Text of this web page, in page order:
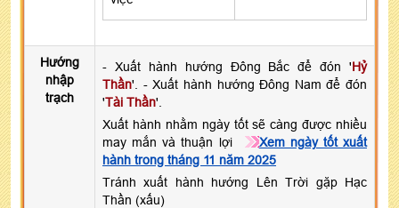
Hướng
nhập
trạch
- Xuất hành hướng Đông Bắc để đón 'Hỷ
Thần'. - Xuất hành hướng Đông Nam để đón
'Tài Thần'.
Xuất hành nhằm ngày tốt sẽ càng được nhiều
may mắn và thuận lợi
Xem ngày tốt xuất
hành trong tháng 11 năm 2025
Tránh xuất hành hướng Lên Trời gặp Hạc
Thần (xấu)